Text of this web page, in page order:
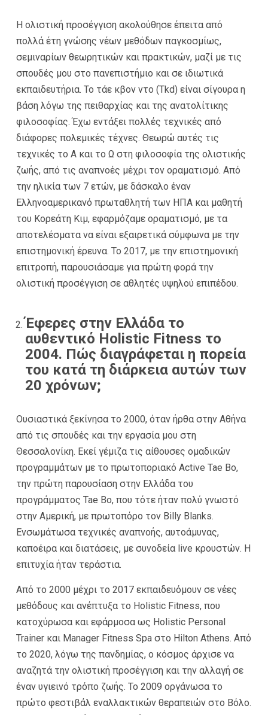
Η ολιστική προσέγγιση ακολούθησε έπειτα από
πολλά έτη γνώσης νέων μεθόδων παγκοσμίως,
σεμιναρίων θεωρητικών και πρακτικών, μαζί με τις
σπουδές μου στο πανεπιστήμιο και σε ιδιωτικά
εκπαιδευτήρια. Το τάε κβον ντο (Tkd) είναι σίγουρα η
βάση λόγω της πειθαρχίας και της ανατολίτικης
φιλοσοφίας. Έχω εντάξει πολλές τεχνικές από
διάφορες πολεμικές τέχνες. Θεωρώ αυτές τις
τεχνικές το Α και το Ω στη φιλοσοφία της ολιστικής
ζωής, από τις αναπνοές μέχρι τον οραματισμό. Από
την ηλικία των 7 ετών, με δάσκαλο έναν
Ελληνοαμερικανό πρωταθλητή των ΗΠΑ και μαθητή
του Κορεάτη Κιμ, εφαρμόζαμε οραματισμό, με τα
αποτελέσματα να είναι εξαιρετικά σύμφωνα με την
επιστημονική έρευνα. Το 2017, με την επιστημονική
επιτροπή, παρουσιάσαμε για πρώτη φορά την
ολιστική προσέγγιση σε αθλητές υψηλού επιπέδου.
Έφερες στην Ελλάδα το
αυθεντικό Holistic Fitness το
2004. Πώς διαγράφεται η πορεία
του κατά τη διάρκεια αυτών των
20 χρόνων;
Ουσιαστικά ξεκίνησα το 2000, όταν ήρθα στην Αθήνα
από τις σπουδές και την εργασία μου στη
Θεσσαλονίκη. Εκεί γέμιζα τις αίθουσες ομαδικών
προγραμμάτων με το πρωτοποριακό Active Tae Bo,
την πρώτη παρουσίαση στην Ελλάδα του
προγράμματος Tae Bo, που τότε ήταν πολύ γνωστό
στην Αμερική, με πρωτοπόρο τον Billy Blanks.
Ενσωμάτωσα τεχνικές αναπνοής, αυτοάμυνας,
καποέιρα και διατάσεις, με συνοδεία live κρουστών. Η
επιτυχία ήταν τεράστια.
Από το 2000 μέχρι το 2017 εκπαιδευόμουν σε νέες
μεθόδους και ανέπτυξα το Holistic Fitness, που
κατοχύρωσα και εφάρμοσα ως Holistic Personal
Trainer και Manager Fitness Spa στο Hilton Athens. Από
το 2020, λόγω της πανδημίας, ο κόσμος άρχισε να
αναζητά την ολιστική προσέγγιση και την αλλαγή σε
έναν υγιεινό τρόπο ζωής. Το 2009 οργάνωσα το
πρώτο φεστιβάλ εναλλακτικών θεραπειών στο Βόλο.